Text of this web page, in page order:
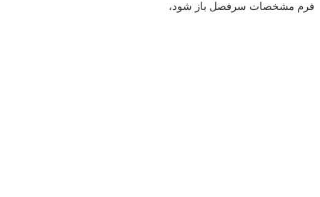
فرم مشخصات سرفصل باز شود،